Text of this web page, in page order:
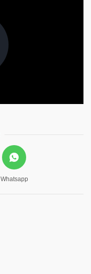
Whatsapp